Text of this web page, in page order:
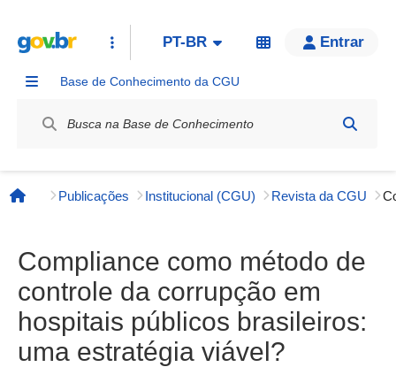
PT-BR Entrar
Base de Conhecimento da CGU
Página inicial
Publicações Institucional (CGU) Revista da CGU
Compliance como método de
controle da corrupção em
hospitais públicos brasileiros:
uma estratégia viável?